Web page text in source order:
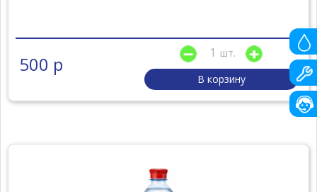
500 р
шт.
В корзину